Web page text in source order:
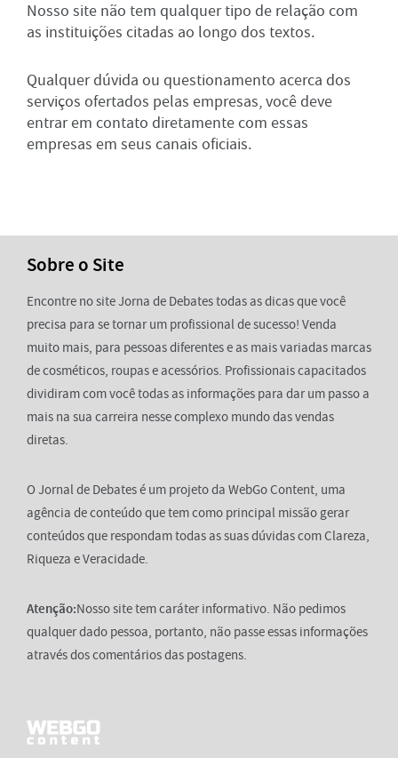
Nosso site não tem qualquer tipo de relação com
as instituições citadas ao longo dos textos.
Qualquer dúvida ou questionamento acerca dos
serviços ofertados pelas empresas, você deve
entrar em contato diretamente com essas
empresas em seus canais oficiais.
Sobre o Site
Encontre no site Jorna de Debates todas as dicas que você
precisa para se tornar um profissional de sucesso! Venda
muito mais, para pessoas diferentes e as mais variadas marcas
de cosméticos, roupas e acessórios. Profissionais capacitados
dividiram com você todas as informações para dar um passo a
mais na sua carreira nesse complexo mundo das vendas
diretas.
O Jornal de Debates é um projeto da WebGo Content, uma
agência de conteúdo que tem como principal missão gerar
conteúdos que respondam todas as suas dúvidas com Clareza,
Riqueza e Veracidade.
Atenção:Nosso site tem caráter informativo. Não pedimos
qualquer dado pessoa, portanto, não passe essas informações
através dos comentários das postagens.